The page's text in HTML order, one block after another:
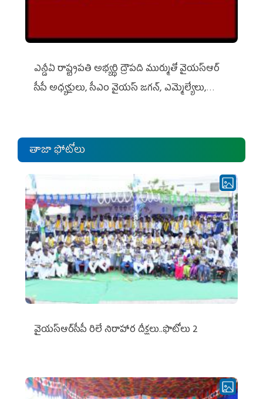
ఎన్డీఏ రాష్ట్ర‌ప‌తి అభ్య‌ర్థి ద్రౌప‌ది ముర్ముతో వైయ‌స్ఆర్
సీపీ అధ్య‌క్షులు, సీఎం వైయ‌స్ జ‌గ‌న్, ఎమ్మెల్యేలు,
తాజా ఫోటోలు
వైయ‌స్ఆర్‌సీపీ రిలే నిరాహార దీక్షలు..ఫొటోలు 2